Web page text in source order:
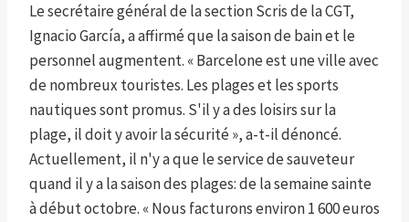
Le secrétaire général de la section Scris de la CGT,
Ignacio García, a affirmé que la saison de bain et le
personnel augmentent. « Barcelone est une ville avec
de nombreux touristes. Les plages et les sports
nautiques sont promus. S'il y a des loisirs sur la
plage, il doit y avoir la sécurité », a-t-il dénoncé.
Actuellement, il n'y a que le service de sauveteur
quand il y a la saison des plages: de la semaine sainte
à début octobre. « Nous facturons environ 1 600 euros